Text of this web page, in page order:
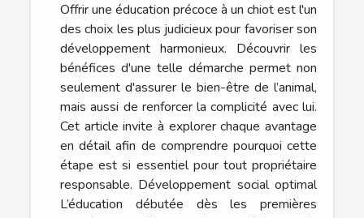
Offrir une éducation précoce à un chiot est l'un
des choix les plus judicieux pour favoriser son
développement harmonieux. Découvrir les
bénéfices d'une telle démarche permet non
seulement d'assurer le bien-être de l’animal,
mais aussi de renforcer la complicité avec lui.
Cet article invite à explorer chaque avantage
en détail afin de comprendre pourquoi cette
étape est si essentiel pour tout propriétaire
responsable. Développement social optimal
L’éducation débutée dès les premières